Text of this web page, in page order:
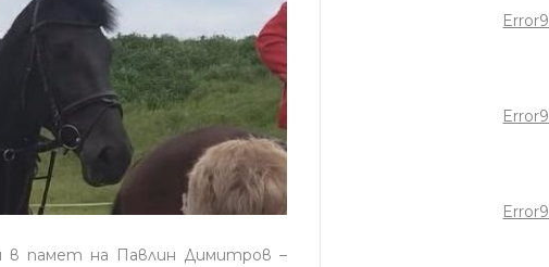
в памет на Павлин Димитров –
Error9
Error9
Error9